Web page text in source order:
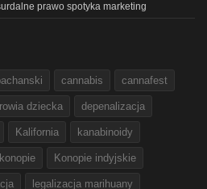
prawo spotyka marketing
cannabis cannafest
dziecka depenalizacja
Kalifornia kanabinoidy
konopie Konopie indyjskie
legalizacja marihuany